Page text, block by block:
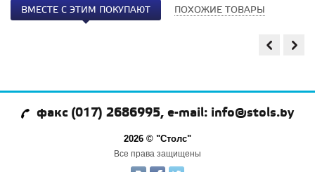
ВМЕСТЕ С ЭТИМ ПОКУПАЮТ ПОХОЖИЕ ТОВАРЫ
факс (017) 2686995, e-mail: info@stols.by
2026 © "Столс"
Все права защищены